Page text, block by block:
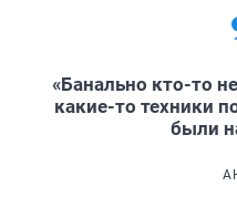
«Банально кто-то
какие-то техники
были